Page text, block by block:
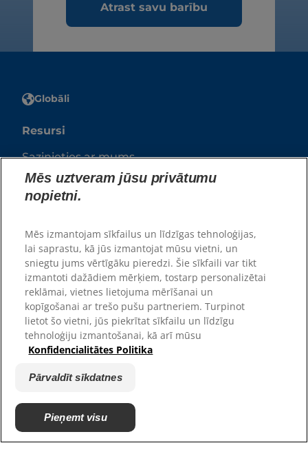
Atrast savu barību
Globāli
Resursi
Sazinieties ar mums
Vietnes karte
Karjera
Patversmes partneri
All rights reserved.
Mēs uztveram jūsu privātumu
nopietni.
Mēs izmantojam sīkfailus un līdzīgas tehnoloģijas,
lai saprastu, kā jūs izmantojat mūsu vietni, un
sniegtu jums vērtīgāku pieredzi. Šie sīkfaili var tikt
izmantoti dažādiem mērķiem, tostarp personalizētai
reklāmai, vietnes lietojuma mērīšanai un
kopīgošanai ar trešo pušu partneriem. Turpinot
lietot šo vietni, jūs piekrītat sīkfailu un līdzīgu
tehnoloģiju izmantošanai, kā arī mūsu
Konfidencialitātes Politika
Pārvaldīt sīkdatnes
Pieņemt visu